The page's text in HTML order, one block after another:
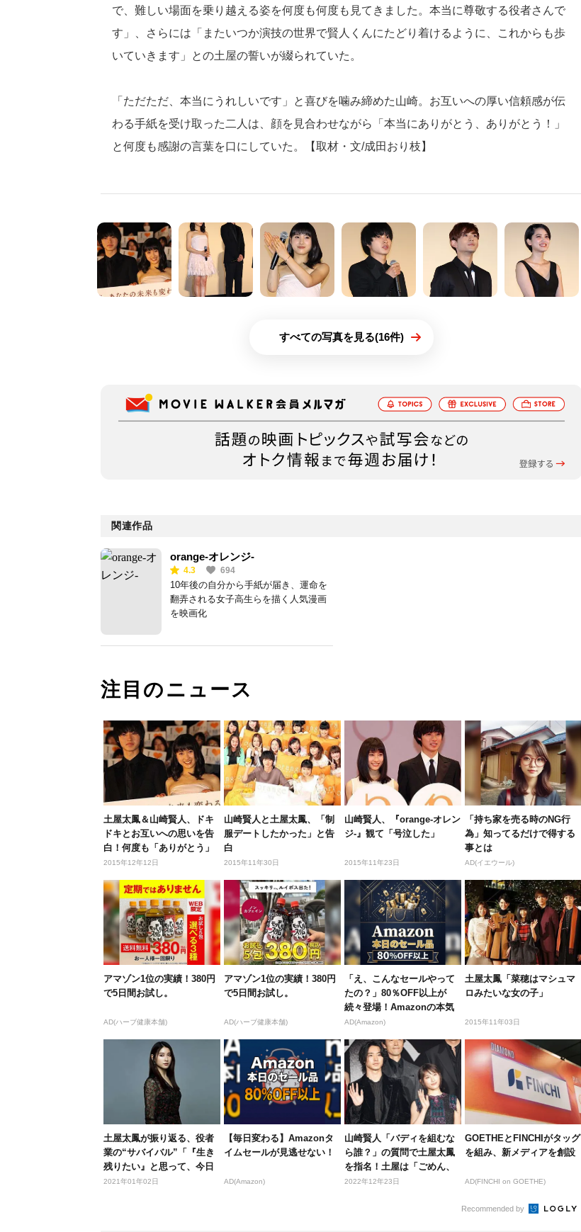
で、難しい場面を乗り越える姿を何度も何度も見てきました。本当に尊敬する役者さんで
す」、さらには「またいつか演技の世界で賢人くんにたどり着けるように、これからも歩
いていきます」との土屋の誓いが綴られていた。
「ただただ、本当にうれしいです」と喜びを噛み締めた山崎。お互いへの厚い信頼感が伝
わる手紙を受け取った二人は、顔を見合わせながら「本当にありがとう、ありがとう！」
と何度も感謝の言葉を口にしていた。【取材・文/成田おり枝】
すべての写真を見る(16件)
関連作品
orange-オレンジ-
4.3 694
10年後の自分から手紙が届き、運命を
翻弄される女子高生らを描く人気漫画
を映画化
注目のニュース
土屋太鳳＆山崎賢人、ドキ
ドキとお互いへの思いを告
白！何度も「ありがとう」
2015年12年12日
山崎賢人と土屋太鳳、「制
服デートしたかった」と告
白
2015年11年30日
山崎賢人、『orange-オレン
ジ-』観て「号泣した」
2015年11年23日
「持ち家を売る時のNG行
為」知ってるだけで得する
事とは
AD(イエウール)
アマゾン1位の実績！380円
で5日間お試し。
AD(ハーブ健康本舗)
アマゾン1位の実績！380円
で5日間お試し。
AD(ハーブ健康本舗)
「え、こんなセールやって
たの？」80％OFF以上が
続々登場！Amazonの本気
が...
AD(Amazon)
土屋太鳳「菜穂はマシュマ
ロみたいな女の子」
2015年11年03日
土屋太鳳が振り返る、役者
業の“サバイバル”「『生き
残りたい』と思って、今日
までや...
2021年01年02日
【毎日変わる】Amazonタ
イムセールが見逃せない！
AD(Amazon)
山崎賢人「バディを組むな
ら誰？」の質問で土屋太鳳
を指名！土屋は「ごめん、
賢人くん...
2022年12年23日
GOETHEとFINCHIがタッグ
を組み、新メディアを創設
AD(FINCHI on GOETHE)
Recommended by